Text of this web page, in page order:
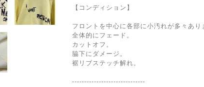
【コンディション】
フロントを中心に各部に小汚れが多々あり
全体的にフェード。
カットオフ。
脇下にダメージ。
裾リブステッチ解れ。
------------------------------